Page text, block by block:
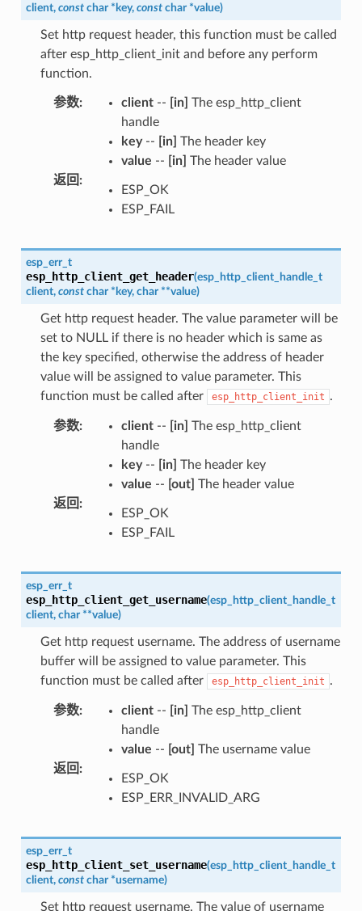
client, const char * key, const char *value)
Set http request header, this function must be called
after esp_http_client_init and before any perform
function.
参数: client-- [in] The esp_http_client
handle
key-- [in] The header key
value -- [in] The header value
返回 :
ESP_OK
ESP_FAIL
esp_err_t
esp_http_client_get_header(esp_http_client_handle_t
client, const char * key, char **value)
Get http request header. The value parameter will be
set to NULL if there is no header which is same as
the key specified, otherwise the address of header
value will be assigned to value parameter. This
function must be called after
esp_http_client_init .
参数: client-- [in] The esp_http_client
handle
key-- [in] The header key
value -- [out] The header value
返回 :
ESP_OK
ESP_FAIL
esp_err_t
esp_http_client_get_username(esp_http_client_handle_t
client, char **value)
Get http request username. The address of username
buffer will be assigned to value parameter. This
function must be called after
esp_http_client_init .
参数: client-- [in] The esp_http_client
handle
value -- [out] The username value
返回 :
ESP_OK
ESP_ERR_INVALID_ARG
esp_err_t
esp_http_client_set_username(esp_http_client_handle_t
client, const char *username)
Set http request username. The value of username